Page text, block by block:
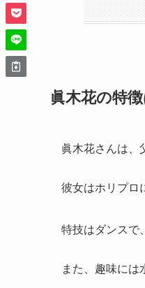
眞木花の特徴
眞木花さんは、
彼女はホリプロ
特技はダンスで
また、趣味には